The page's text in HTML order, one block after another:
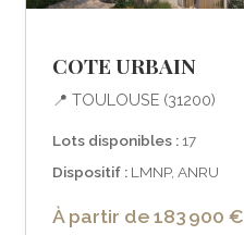
COTE URBAIN
📍 TOULOUSE (31200)
Lots disponibles : 17
Dispositif : LMNP, ANRU
À partir de 183 900 €